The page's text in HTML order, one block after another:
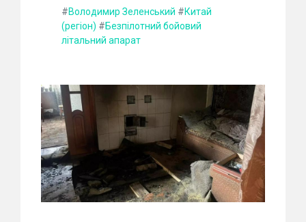
#Володимир Зеленський #Китай
(регіон) #Безпілотний бойовий
літальний апарат